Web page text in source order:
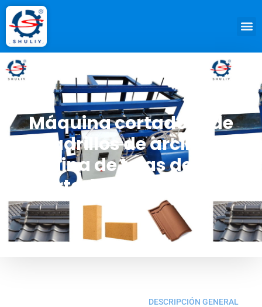
Máquina cortadora de
ladrillos de arcilla |
Máquina de tejas de arcilla
cortada con alambre
DESCRIPCIÓN GENERAL